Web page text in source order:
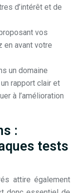
d’intérêt et de
vos
en avant votre
un domaine
rapport clair et
à l’amélioration
:
tests
attire également